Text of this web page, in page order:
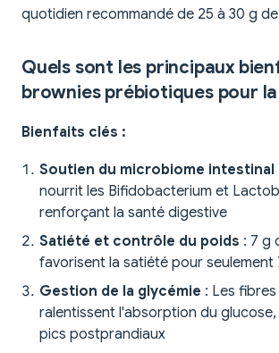
quotidien recommandé de 25 à 30 g
Quels sont les principaux
brownies prébiotiques pour
Bienfaits clés :
Soutien du microbiome intestinal
nourrit les Bifidobacterium et
renforçant la santé digestive
Satiété et contrôle du poids : 7 g
favorisent la satiété pour seulement
Gestion de la glycémie : Les
ralentissent l'absorption du
pics postprandiaux